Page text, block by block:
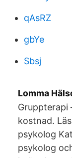
qAsRZ
gbYe
Sbsj
Lomma
Gruppterapi
kostnad.
psykolog
psykolog